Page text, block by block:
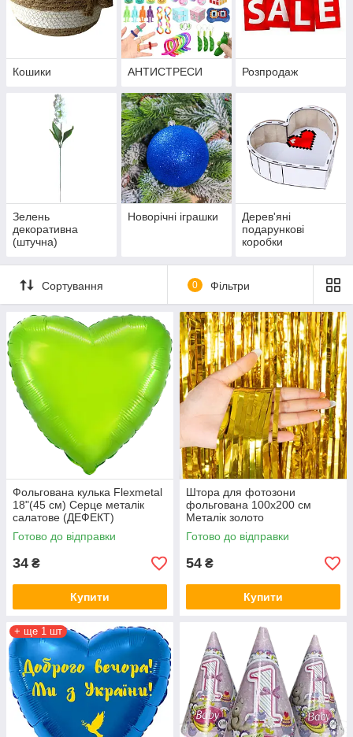
Кошики АНТИСТРЕСИ Розпродаж
Зелень
декоративна
(штучна)
Новорічні іграшки
Дерев'яні
подарункові
коробки
Сортування 0 Фільтри
Фольгована кулька Flexmetal
18"(45 см) Серце металік
салатове (ДЕФЕКТ)
Готово до відправки
34 ₴
Купити
Штора для фотозони
фольгована 100х200 см
Металік золото
Готово до відправки
54 ₴
Купити
+ ще 1 шт